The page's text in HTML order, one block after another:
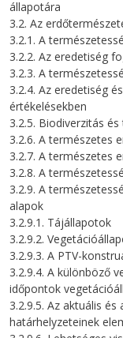
állapotára
3.2. Az
3.2.1. A
3.2.2. Az eredetiség
3.2.3. A
3.2.4. Az eredetiség
értékelésekben
3.2.5. Biodiverzitás
3.2.6. A természetes
3.2.7. A természetes
3.2.8. A
3.2.9. A
alapok
3.2.9.1. Tájállapotok
3.2.9.2.
3.2.9.3. A PTV-
3.2.9.4. A különböző
időpontok
3.2.9.5. Az aktuális
határhelyzeteinek